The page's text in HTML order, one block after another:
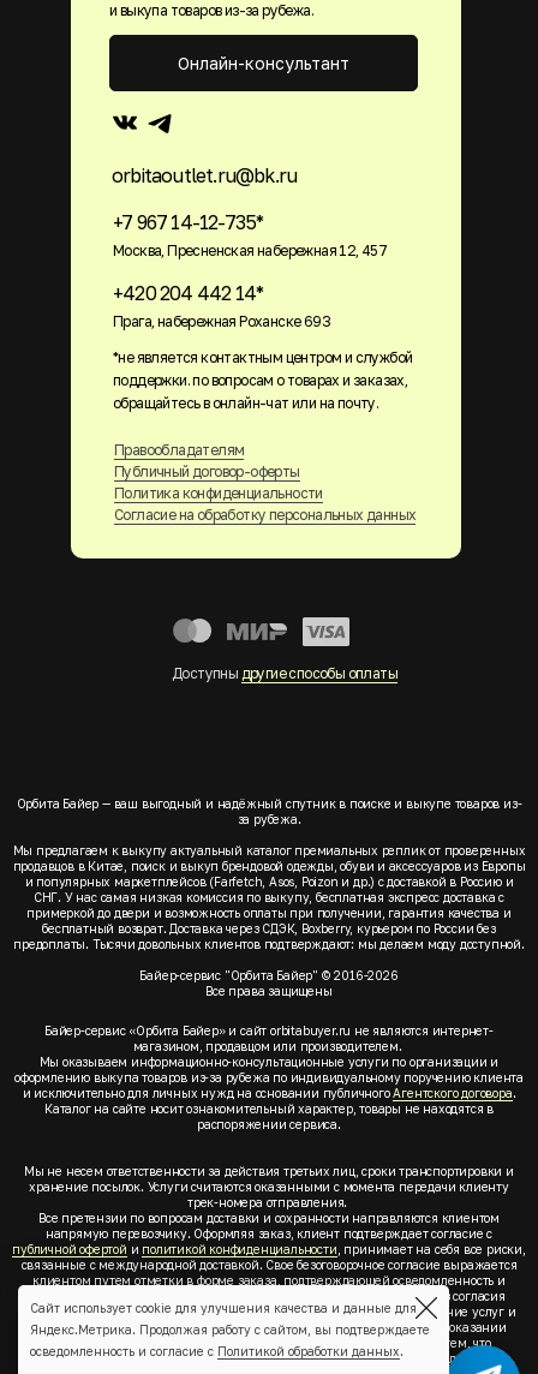
и выкупа товаров из-за рубежа.
+7 967 14-12-735*
Москва, Пресненская набережная 12, 457
+420 204 442 14*
Прага, набережная Роханске 693
orbitaoutlet.ru@bk.ru
Правообладателям
Публичный договор-оферты
Политика конфиденциальности
Согласие на обработку персональных данных
Онлайн-консультант
Доступны другие способы оплаты
*не является контактным центром и службой
поддержки. по вопросам о товарах и заказах,
обращайтесь в онлайн-чат или на почту.
Орбита Байер — ваш выгодный и надёжный спутник в поиске и выкупе товаров из-
за рубежа.
Мы предлагаем к выкупу актуальный каталог премиальных реплик от проверенных
продавцов в Китае, поиск и выкуп брендовой одежды, обуви и аксессуаров из Европы
и популярных маркетплейсов (Farfetch, Asos, Poizon и др.) с доставкой в Россию и
СНГ. У нас самая низкая комиссия по выкупу, бесплатная экспресс доставка с
примеркой до двери и возможность оплаты при получении, гарантия качества и
бесплатный возврат. Доставка через СДЭК, Boxberry, курьером по России без
предоплаты. Тысячи довольных клиентов подтверждают: мы делаем моду доступной.
Байер-сервис "Орбита Байер" © 2016-2026
Все права защищены
Байер-сервис «Орбита Байер» и сайт orbitabuyer.ru не являются интернет-
магазином, продавцом или производителем.
Мы оказываем информационно-консультационные услуги по организации и
оформлению выкупа товаров из-за рубежа по индивидуальному поручению клиента
и исключительно для личных нужд на основании публичногоАгентского договора.
Каталог на сайте носит ознакомительный характер, товары не находятся в
распоряжении сервиса.
Мы не несем ответственности за действия третьих лиц, сроки транспортировки и
хранение посылок. Услуги считаются оказанными с момента передачи клиенту
трек-номера отправления.
Все претензии по вопросам доставки и сохранности направляются клиентом
напрямую перевозчику. Оформляя заказ, клиент подтверждает согласие с
публичной офертой и политикой конфиденциальности , принимает на себя все риски,
связанные с международной доставкой. Свое безоговорочное согласие выражается
клиентом путем отметки в форме заказа, подтверждающей осведомленность и
согласие клиента со всеми предлагаемыми сервисом условиями. Без согласия
клиента спубличной офертой иполитикой конфиденциальностиоказание услуг и
оформление заказа невозможно. Заключая акцепт условий оферты об оказании
услуг, клиент понимает, заверяет, подтверждает и соглашается с тем, что
выкупаемые товары по индивидуальному запросу выбраны им для личных,
Сайт использует cookie для улучшения качества и данные для
Яндекс.Метрика. Продолжая работу с сайтом, вы подтверждаете
осведомленность и согласие с Политикой обработки данных.